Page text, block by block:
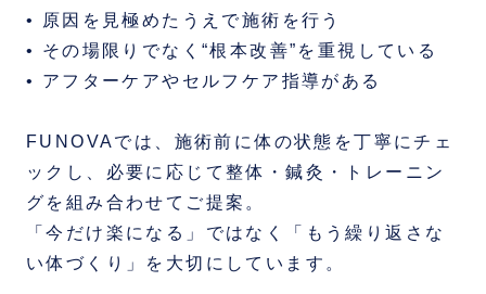
• 原因を見極めたうえで施術を行う
• その場限りでなく“根本改善”を重視している
• アフターケアやセルフケア指導がある
FUNOVAでは、施術前に体の状態を丁寧にチェ
ックし、必要に応じて整体・鍼灸・トレーニン
グを組み合わせてご提案。
「今だけ楽になる」ではなく「もう繰り返さな
い体づくり」を大切にしています。